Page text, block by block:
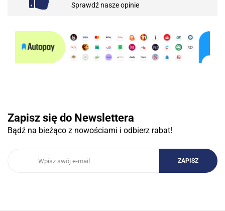
Sprawdź nasze opinie
Zapisz się do Newslettera
Bądź na bieżąco z nowościami i odbierz rabat!